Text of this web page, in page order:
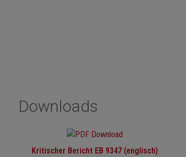
Downloads
Kritischer Bericht EB 9347 (englisch)